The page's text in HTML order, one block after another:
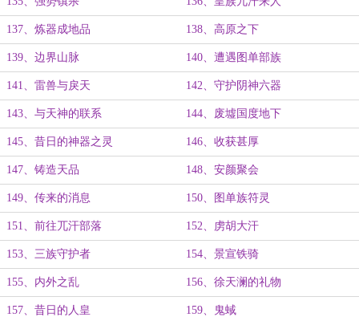
137、炼器成地品 138、高原之下
139、边界山脉 140、遭遇图单部族
141、雷兽与戾天 142、守护阴神六器
143、与天神的联系 144、废墟国度地下
145、昔日的神器之灵 146、收获甚厚
147、铸造天品 148、安颜聚会
149、传来的消息 150、图单族符灵
151、前往兀汗部落 152、虏胡大汗
153、三族守护者 154、景宣铁骑
155、内外之乱 156、徐天澜的礼物
157、昔日的人皇 159、鬼蜮